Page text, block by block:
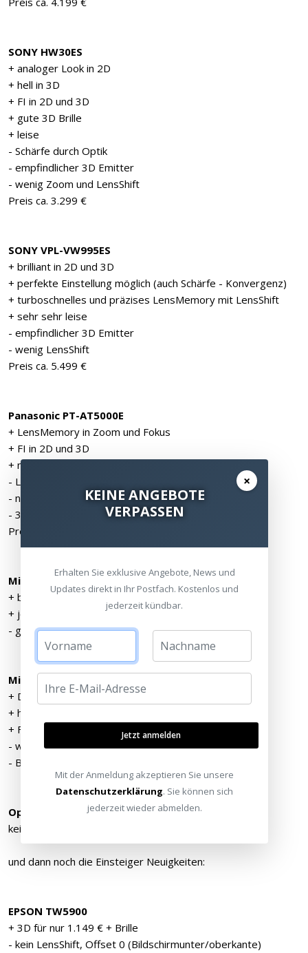
SONY HW30ES
+ analoger Look in 2D
+ hell in 3D
+ FI in 2D und 3D
+ gute 3D Brille
+ leise
- Schärfe durch Optik
- empfindlicher 3D Emitter
- wenig Zoom und LensShift
Preis ca. 3.299 €
SONY VPL-VW995ES
+ brilliant in 2D und 3D
+ perfekte Einstellung möglich (auch Schärfe - Konvergenz)
+ turboschnelles und präzises LensMemory mit LensShift
+ sehr sehr leise
- empfindlicher 3D Emitter
- wenig LensShift
Preis ca. 5.499 €
Panasonic PT-AT5000E
+ LensMemory in Zoom und Fokus
+ FI in 2D und 3D
+ neues Gehäuse - endlich
- LensShift mit Hackeljoystick
- nicht ganz so hell in 2D und 3D
- 3D nicht ganz so scharf
Preis ca. 3.199 €
Mitsubishi HC9000 Advance
+ brilliantes und scharfes Bild in 2D
+ jetzt FI in 2D und 3D
- großes Gehäuse und wenig Zoom
Mitsubishi HC7800
+ DLP scharfes Bild
+ helles 3D Bild
+ FI in 2D und 3D
- wenig Zoom und LensShift
- Brille kann man noch nicht beurteilen
Optoma HD83
keine Beurteilung möglich
und dann noch die Einsteiger Neuigkeiten:
EPSON TW5900
+ 3D für nur 1.149 € + Brille
- kein LensShift, Offset 0 (Bildschirmunter/oberkante)
×
KEINE ANGEBOTE
VERPASSEN
Erhalten Sie exklusive Angebote, News und
Updates direkt in Ihr Postfach. Kostenlos und
jederzeit kündbar.
Jetzt anmelden
Mit der Anmeldung akzeptieren Sie unsere
Datenschutzerklärung. Sie können sich
jederzeit wieder abmelden.